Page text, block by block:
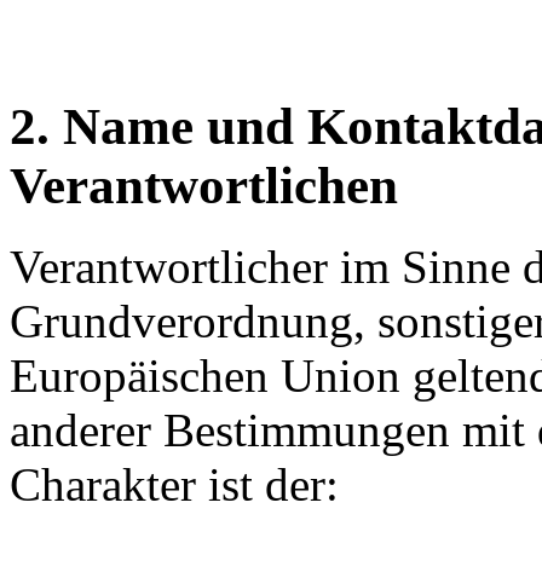
2. Name und
Verantwortlichen
Verantwortlicher im Sinne
Grundverordnung,
Europäischen Union
anderer Bestimmungen
Charakter ist der: